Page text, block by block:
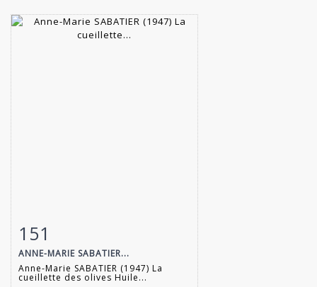
Item detail
151
ANNE-MARIE SABATIER...
Anne-Marie SABATIER (1947) La
cueillette des olives Huile...